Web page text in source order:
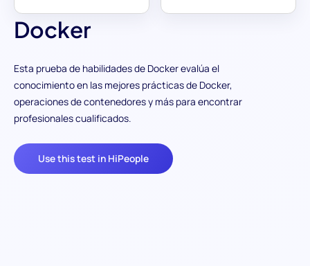
Docker
Esta prueba de habilidades de Docker evalúa el
conocimiento en las mejores prácticas de Docker,
operaciones de contenedores y más para encontrar
profesionales cualificados.
Use this test in HiPeople